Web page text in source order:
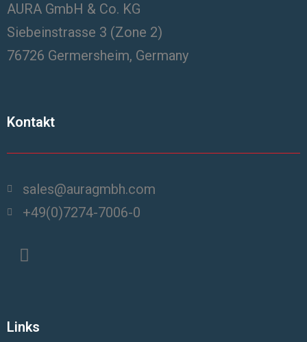
AURA GmbH & Co. KG
Siebeinstrasse 3 (Zone 2)
76726 Germersheim, Germany
Kontakt
sales@auragmbh.com
+49(0)7274-7006-0
Links